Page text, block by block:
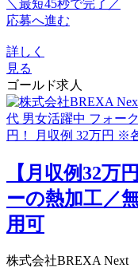
＼最短45秒で完了／
応募へ進む
詳しく
見る
ゴールド求人
【月収例32
ーの熱加工／
用可
株式会社BREXA Next